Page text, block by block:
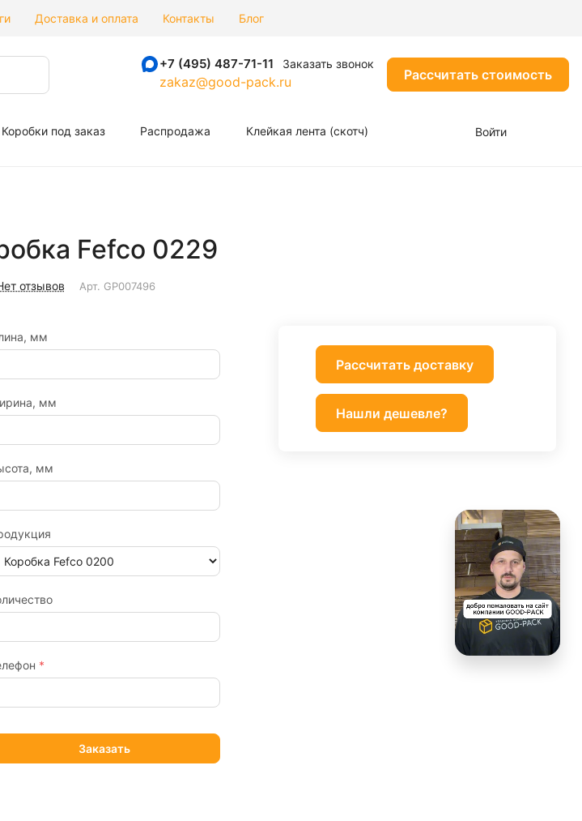
Доставка и оплата Контакты Блог
+7 (495) 487-71-11 Заказать звонок
zakaz@good-pack.ru Рассчитать стоимость
Коробки под заказ Распродажа Клейкая лента (скотч) Войти
Fefco 0229
отзывов Арт. GP007496
мм
мм
мм
*
Рассчитать доставку
Нашли дешевле?